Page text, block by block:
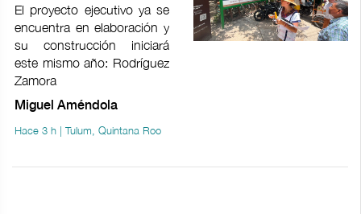
El proyecto ejecutivo ya se
encuentra en elaboración y
su construcción iniciará
este mismo año: Rodríguez
Zamora
Miguel Améndola
Hace 3 h | Tulum, Quintana Roo